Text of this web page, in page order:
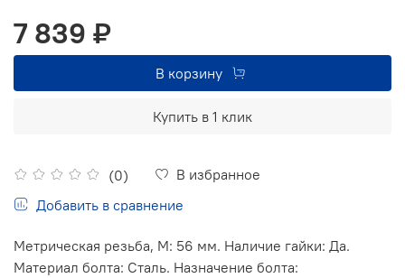
(0)
В избранное
Добавить в сравнение
7 839 ₽
В корзину
Купить в 1 клик
Метрическая резьба, М: 56 мм. Наличие гайки: Да.
Материал болта: Сталь. Назначение болта: